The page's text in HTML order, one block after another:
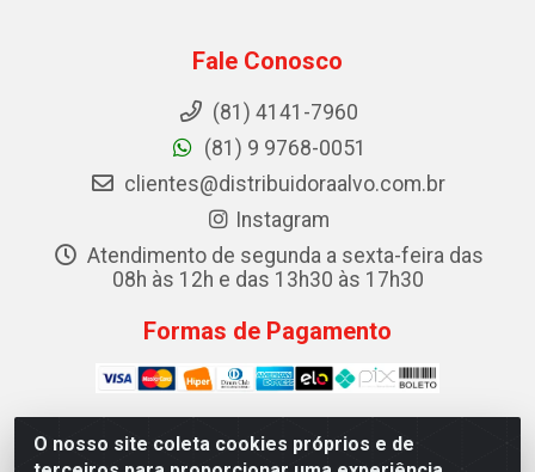
O nosso site coleta cookies próprios e de
Fale Conosco
(81) 4141-7960
(81) 9 9768-0051
clientes@distribuidoraalvo.com.br
Instagram
Atendimento de segunda a sexta-feira das
08h às 12h e das 13h30 às 17h30
Formas de Pagamento